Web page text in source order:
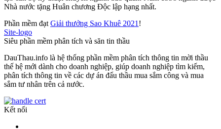
Nhà nước tặng Huân chương Độc lập hạng nhất.
Phần mềm đạtGiải thưởng Sao Khuê 2021!
Site-logo
Siêu phần mềm phân tích và săn tin thầu
DauThau.info là hệ thống phần mềm phân tích thông tin mời thầu
thế hệ mới dành cho doanh nghiệp, giúp doanh nghiệp tìm kiếm,
phân tích thông tin về các dự án đấu thầu mua sắm công và mua
sắm tư nhân trên cả nước.
Kết nối